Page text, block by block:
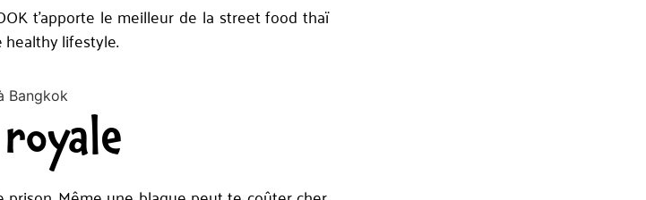
t’apporte le meilleur de la street food thaï
lifestyle.